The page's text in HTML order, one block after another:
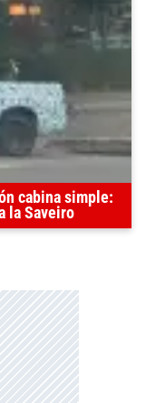
cabina simple:
la Saveiro